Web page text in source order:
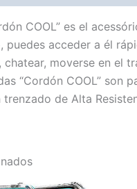
COOL” es el
puedes acceder a él
chatear, moverse en el
“Cordón COOL” son
trenzado de Alta